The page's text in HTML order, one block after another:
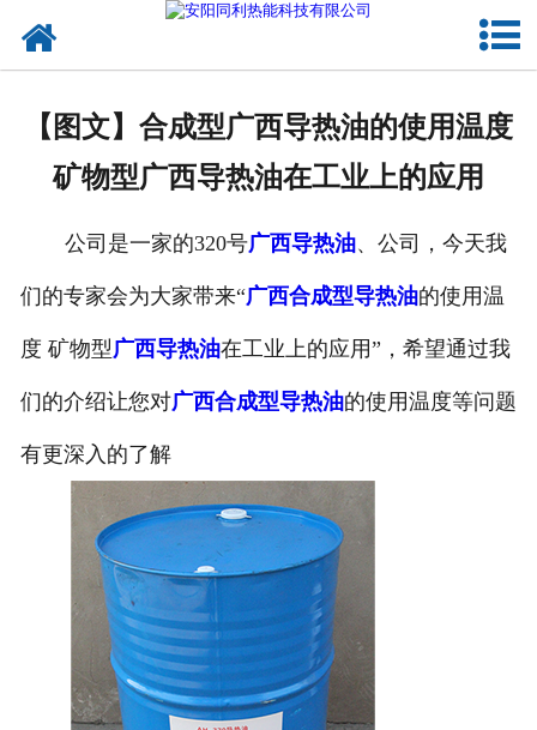
【图文】合成型广西导热油的使用温度
矿物型广西导热油在工业上的应用
公司是一家的320号广西导热油、公司，今天我
们的专家会为大家带来“广西合成型导热油的使用温
度 矿物型广西导热油在工业上的应用”，希望通过我
们的介绍让您对广西合成型导热油的使用温度等问题
有更深入的了解